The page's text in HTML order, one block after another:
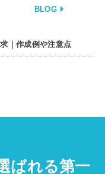
BLOG
｜作成例や注意点
ばれる第一